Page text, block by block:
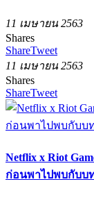
11 เมษายน 2563
Shares
ShareTweet
11 เมษายน 2563
Shares
ShareTweet
Netflix x Riot
ก่อนพาไปพบกับบ